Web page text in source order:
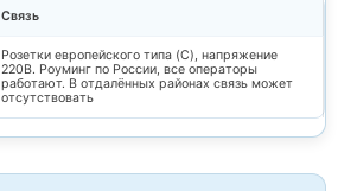
Связь
Розетки европейского типа (C), напряжение
220В. Роуминг по России, все операторы
работают. В отдалённых районах связь может
отсутствовать